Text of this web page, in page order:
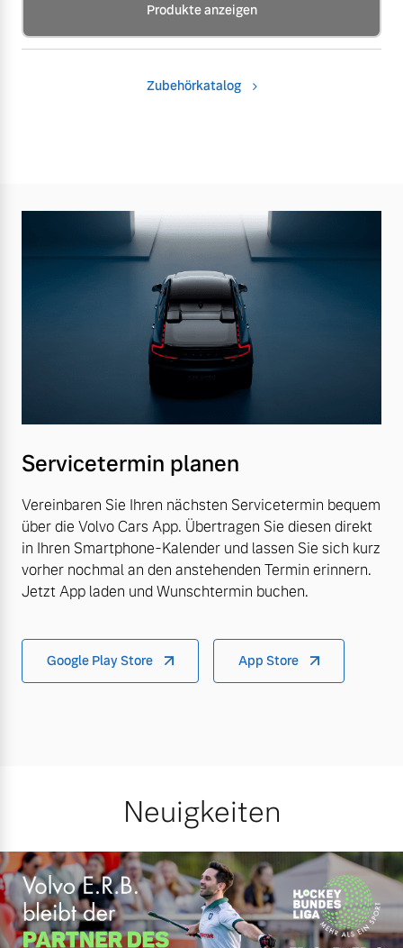
Produkte anzeigen
Zubehörkatalog
Servicetermin planen
Vereinbaren Sie Ihren nächsten Servicetermin bequem
über die Volvo Cars App. Übertragen Sie diesen direkt
in Ihren Smartphone-Kalender und lassen Sie sich kurz
vorher nochmal an den anstehenden Termin erinnern.
Jetzt App laden und Wunschtermin buchen.
Google Play Store App Store
Neuigkeiten